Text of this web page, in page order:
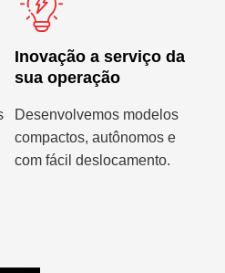
Inovação a serviço da
sua operação
Desenvolvemos modelos
compactos, autônomos e
com fácil deslocamento.